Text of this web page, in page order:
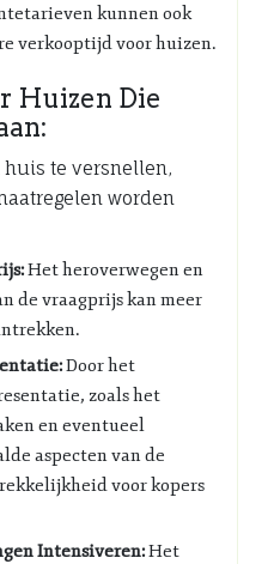
kunnen ook
verkooptijd voor huizen.
Huizen Die
huis te versnellen,
worden
Het heroverwegen en
de vraagprijs kan meer
Door het
zoals het
en eventueel
aspecten van de
voor kopers
Intensiveren:Het